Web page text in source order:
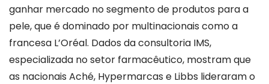
ganhar mercado no segmento de produtos para a
pele, que é dominado por multinacionais como a
francesa L’Oréal. Dados da consultoria IMS,
especializada no setor farmacêutico, mostram que
as nacionais Aché, Hypermarcas e Libbs lideraram o